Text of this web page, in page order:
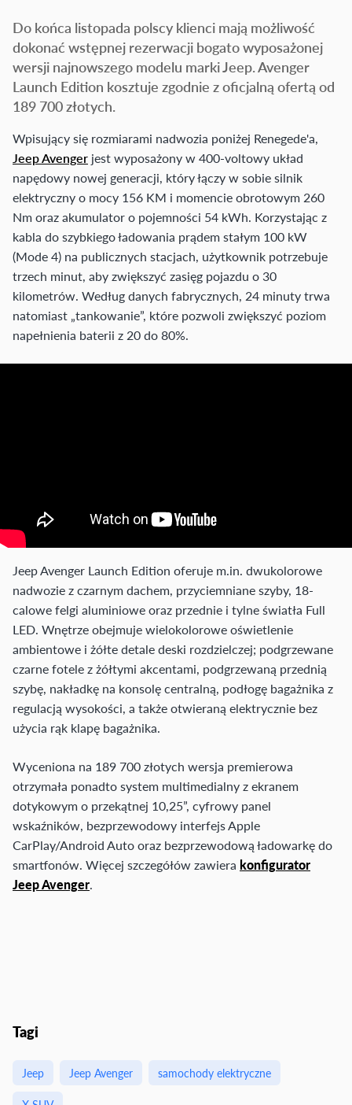
Do końca listopada polscy klienci mają możliwość
dokonać wstępnej rezerwacji bogato wyposażonej
wersji najnowszego modelu marki Jeep. Avenger
Launch Edition kosztuje zgodnie z oficjalną ofertą od
189 700 złotych.
Wpisujący się rozmiarami nadwozia poniżej Renegede'a,
Jeep Avenger jest wyposażony w 400-voltowy układ
napędowy nowej generacji, który łączy w sobie silnik
elektryczny o mocy 156 KM i momencie obrotowym 260
Nm oraz akumulator o pojemności 54 kWh. Korzystając z
kabla do szybkiego ładowania prądem stałym 100 kW
(Mode 4) na publicznych stacjach, użytkownik potrzebuje
trzech minut, aby zwiększyć zasięg pojazdu o 30
kilometrów. Według danych fabrycznych, 24 minuty trwa
natomiast „tankowanie”, które pozwoli zwiększyć poziom
napełnienia baterii z 20 do 80%.
Jeep Avenger Launch Edition oferuje m.in. dwukolorowe
nadwozie z czarnym dachem, przyciemniane szyby, 18-
calowe felgi aluminiowe oraz przednie i tylne światła Full
LED. Wnętrze obejmuje wielokolorowe oświetlenie
ambientowe i żółte detale deski rozdzielczej; podgrzewane
czarne fotele z żółtymi akcentami, podgrzewaną przednią
szybę, nakładkę na konsolę centralną, podłogę bagażnika z
regulacją wysokości, a także otwieraną elektrycznie bez
użycia rąk klapę bagażnika.
Wyceniona na 189 700 złotych wersja premierowa
otrzymała ponadto system multimedialny z ekranem
dotykowym o przekątnej 10,25”, cyfrowy panel
wskaźników, bezprzewodowy interfejs Apple
CarPlay/Android Auto oraz bezprzewodową ładowarkę do
smartfonów. Więcej szczegółów zawiera konfigurator
Jeep Avenger.
Tagi
Jeep Jeep Avenger
samochody elektryczne